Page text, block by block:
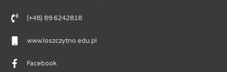
(+48) 89 6242818
www.loszczytno.edu.pl
Facebook